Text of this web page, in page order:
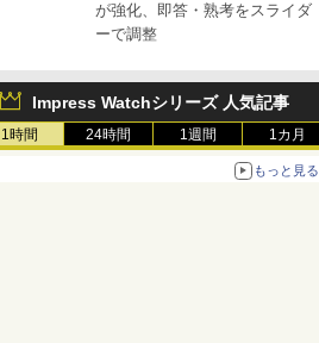
が強化、即答・熟考をスライダ
ーで調整
Impress Watchシリーズ 人気記事
1時間 24時間 1週間 1カ月
もっと見る